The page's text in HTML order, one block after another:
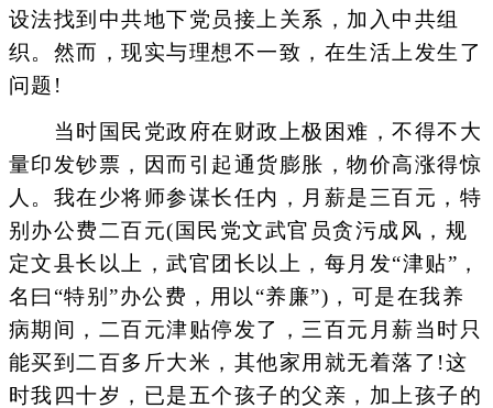
设法找到中共地下党员接上关系，加入中共组
织。然而，现实与理想不一致，在生活上发生了
问题!
当时国民党政府在财政上极困难，不得不大
量印发钞票，因而引起通货膨胀，物价高涨得惊
人。我在少将师参谋长任内，月薪是三百元，特
别办公费二百元(国民党文武官员贪污成风，规
定文县长以上，武官团长以上，每月发“津贴”，
名曰“特别”办公费，用以“养廉”)，可是在我养
病期间，二百元津贴停发了，三百元月薪当时只
能买到二百多斤大米，其他家用就无着落了!这
时我四十岁，已是五个孩子的父亲，加上孩子的